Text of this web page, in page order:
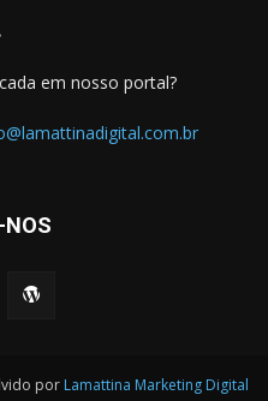
em nosso portal?
NOS
por Lamattina Marketing Digital